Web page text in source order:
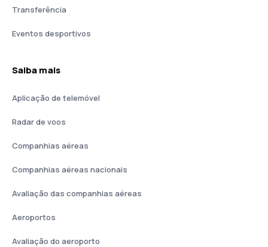
Transferência
Eventos desportivos
Saiba mais
Aplicação de telemóvel
Radar de voos
Companhias aéreas
Companhias aéreas nacionais
Avaliação das companhias aéreas
Aeroportos
Avaliação do aeroporto